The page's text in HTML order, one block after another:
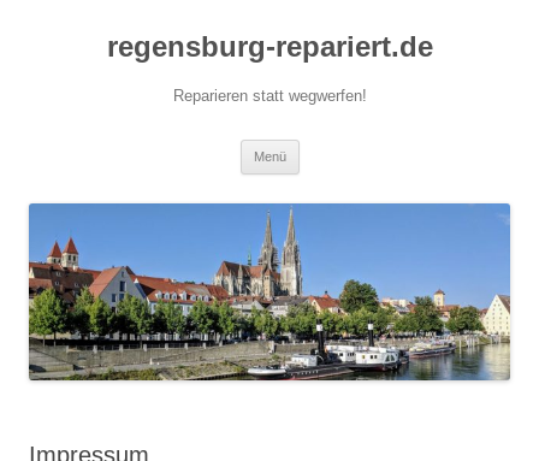
regensburg-repariert.de
Reparieren statt wegwerfen!
Menü
Impressum